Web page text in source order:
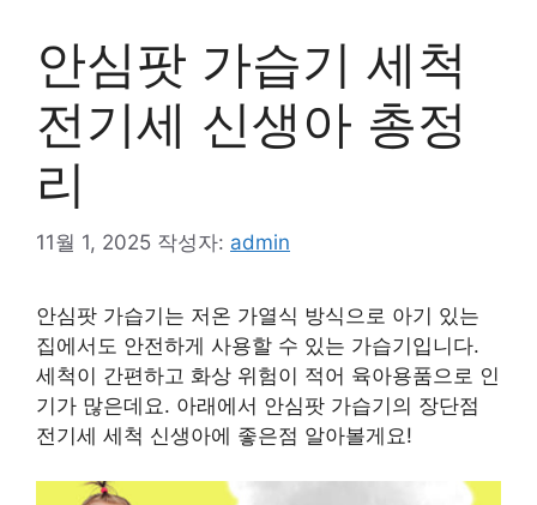
안심팟 가습기 세척
전기세 신생아 총정
리
11월 1, 2025 작성자: admin
안심팟 가습기는 저온 가열식 방식으로 아기 있는
집에서도 안전하게 사용할 수 있는 가습기입니다.
세척이 간편하고 화상 위험이 적어 육아용품으로 인
기가 많은데요. 아래에서 안심팟 가습기의 장단점
전기세 세척 신생아에 좋은점 알아볼게요!